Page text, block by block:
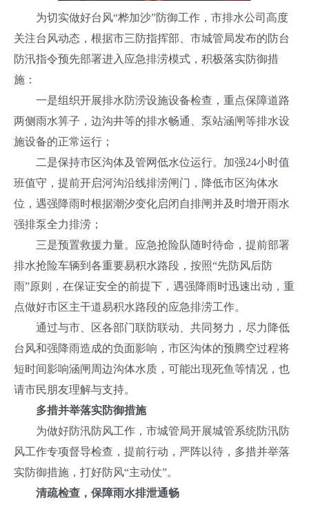
为切实做好台风“桦加沙”防御工作，市排水公司高度
关注台风动态，根据市三防指挥部、市城管局发布的防台
防汛指令预先部署进入应急排涝模式，积极落实防御措
施：
一是组织开展排水防涝设施设备检查 ，重点保障道路
两侧雨水箅子，边沟井等的排水畅通、泵站涵闸等排水设
施设备的正常运行；
二是保持市区沟体及管网低水位运行。 加强24小时值
班值守，提前开启河沟沿线排涝闸门，降低市区沟体水
位，遇强降雨时根据潮汐变化启闭自排闸并及时增开雨水
强排泵全力排涝；
三是预置救援力量。 应急抢险队随时待命，提前部署
排水抢险车辆到各重要易积水路段，按照“先防风后防
雨”原则，在保证安全的前提下，遇强降雨时迅速出动，重
点做好市区主干道易积水路段的应急排涝工作。
通过与市、区各部门联防联动、共同努力，尽力降低
台风和强降雨造成的负面影响，市区沟体的预腾空过程将
短时间影响涵闸周边沟体水质，可能出现死鱼等情况，也
请市民朋友理解与支持。
多措并举落实防御措施
为做好防汛防风工作，市城管局开展城管系统防汛防
风工作专项督导检查，提前行动，严阵以待，多措并举落
实防御措施，打好防风“主动仗”。
清疏检查，保障雨水排泄通畅